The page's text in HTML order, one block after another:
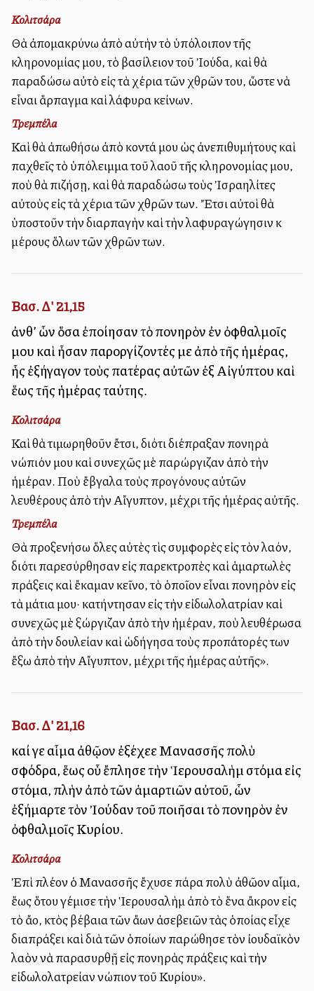
Κολιτσάρα
Θὰ ἀπομακρύνω ἀπὸ αὐτὴν τὸ ὑπόλοιπον τῆς
κληρονομίας μου, τὸ βασίλειον τοῦ Ἰούδα, καὶ θὰ
παραδώσω αὐτὸ εἰς τὰ χέρια τῶν ἐχθρῶν του, ὥστε νὰ
εἶναι ἅρπαγμα καὶ λάφυρα ἐκείνων.
Τρεμπέλα
Καὶ θὰ ἀπωθήσω ἀπὸ κοντά μου ὡς ἀνεπιθυμήτους καὶ
ἐπαχθεῖς τὸ ὑπόλειμμα τοῦ λαοῦ τῆς κληρονομίας μου,
ποὺ θὰ ἐπιζήσῃ, καὶ θὰ παραδώσω τοὺς Ἰσραηλίτες
αὐτοὺς εἰς τὰ χέρια τῶν ἐχθρῶν των. Ἔτσι αὐτοὶ θὰ
ὑποστοῦν τὴν διαρπαγὴν καὶ τὴν λαφυραγώγησιν ἐκ
μέρους ὅλων τῶν ἐχθρῶν των.
Βασ. Δ' 21,15
ἀνθ’ ὧν ὅσα ἐποίησαν τὸ πονηρὸν ἐν ὀφθαλμοῖς
μου καὶ ἦσαν παροργίζοντές με ἀπὸ τῆς ἡμέρας,
ἧς ἐξήγαγον τοὺς πατέρας αὐτῶν ἐξ Αἰγύπτου καὶ
ἕως τῆς ἡμέρας ταύτης.
Κολιτσάρα
Καὶ θὰ τιμωρηθοῦν ἔτσι, διότι διέπραξαν πονηρὰ
ἐνώπιόν μου καὶ συνεχῶς μὲ παρώργιζαν ἀπὸ τὴν
ἡμέραν. Ποὺ ἔβγαλα τοὺς προγόνους αὐτῶν
ἐλευθέρους ἀπὸ τὴν Αἴγυπτον, μέχρι τῆς ἡμέρας αὐτῆς.
Τρεμπέλα
Θὰ προξενήσω ὅλες αὐτὲς τὶς συμφορὲς εἰς τὸν λαόν,
διότι παρεσύρθησαν εἰς παρεκτροπὲς καὶ ἁμαρτωλὲς
πράξεις καὶ ἔκαμαν ἐκεῖνο, τὸ ὁποῖον εἶναι πονηρὸν εἰς
τὰ μάτια μου· κατήντησαν εἰς τὴν εἰδωλολατρίαν καὶ
συνεχῶς μὲ ἐξώργιζαν ἀπὸ τὴν ἡμέραν, ποὺ ἐλευθέρωσα
ἀπὸ τὴν δουλείαν καὶ ὡδήγησα τοὺς προπάτορές των
ἔξω ἀπὸ τὴν Αἴγυπτον, μέχρι τῆς ἡμέρας αὐτῆς».
Βασ. Δ' 21,16
καί γε αἷμα ἀθῷον ἐξέχεε Μανασσῆς πολὺ
σφόδρα, ἕως οὗ ἔπλησε τὴν Ἱερουσαλὴμ στόμα εἰς
στόμα, πλὴν ἀπὸ τῶν ἁμαρτιῶν αὐτοῦ, ὧν
ἐξήμαρτε τὸν Ἰούδαν τοῦ ποιῆσαι τὸ πονηρὸν ἐν
ὀφθαλμοῖς Κυρίου.
Κολιτσάρα
Ἐπὶ πλέον ὁ Μανασσῆς ἔχυσε πάρα πολὺ ἀθῶον αἷμα,
ἕως ὅτου ἐγέμισε τὴν Ἱερουσαλὴμ ἀπὸ τὸ ἕνα ἄκρον εἰς
τὸ ἄλλο, ἐκτὸς βέβαια τῶν ἄλλων ἀσεβειῶν τὰς ὁποίας εἶχε
διαπράξει καὶ διὰ τῶν ὁποίων παρώθησε τὸν ἰουδαϊκὸν
λαὸν νὰ παρασυρθῇ εἰς πονηρὰς πράξεις καὶ τὴν
εἰδωλολατρείαν ἐνώπιον τοῦ Κυρίου».